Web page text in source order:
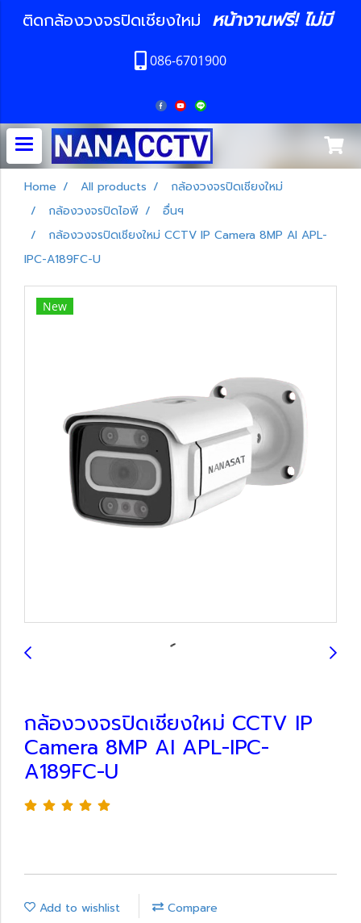
ติดกล้องวงจรปิดเชียงใหม่ หน้างานฟรี! ไม่มี
086-6701900
Home All products
กล้องวงจรปิดเชียงใหม่
กล้องวงจรปิดไอพี
อื่นฯ
กล้องวงจรปิดเชียงใหม่ CCTV IP Camera 8MP AI APL-
IPC-A189FC-U
New
กล้องวงจรปิดเชียงใหม่ CCTV IP
Camera 8MP AI APL-IPC-
A189FC-U
Add to wishlist Compare